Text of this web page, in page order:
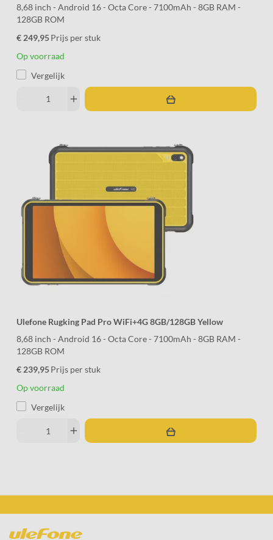
8,68 inch - Android 16 - Octa Core - 7100mAh - 8GB RAM -
128GB ROM
€ 249,95Prijs per stuk
Op voorraad
Vergelijk
add
Ulefone Rugking Pad Pro WiFi+4G 8GB/128GB Yellow
8,68 inch - Android 16 - Octa Core - 7100mAh - 8GB RAM -
128GB ROM
€ 239,95Prijs per stuk
Op voorraad
Vergelijk
add